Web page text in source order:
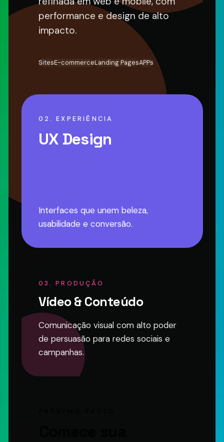
performance e design de alto
impacto.
SitesE-commerceLanding PagesAPPs
02. EXPERIÊNCIA
UX Design
Interfaces que unem beleza,
usabilidade e conversão.
03. PRODUÇÃO
Vídeo & Conteúdo
Comunicação visual com alto poder
de persuasão para redes sociais e
campanhas.